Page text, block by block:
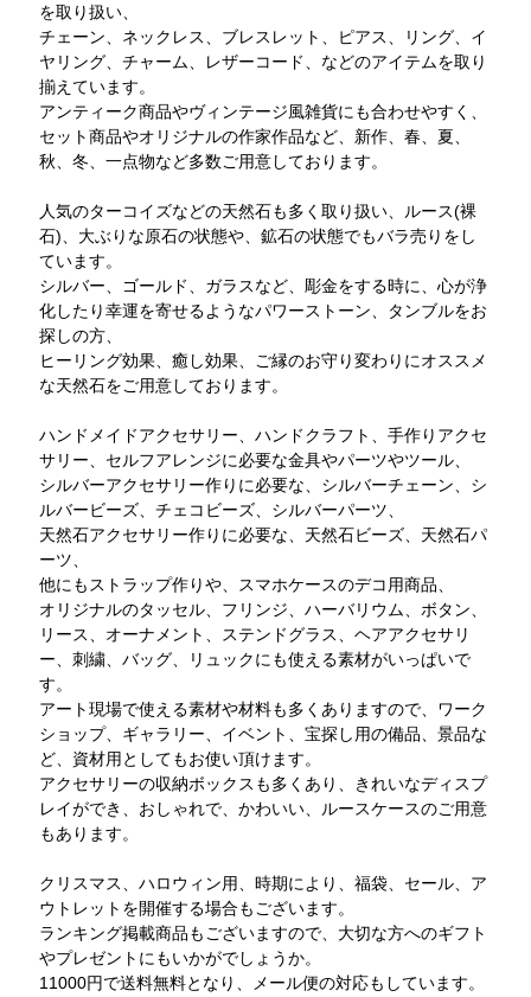
を取り扱い、
チェーン、ネックレス、ブレスレット、ピアス、リング、イ
ヤリング、チャーム、レザーコード、などのアイテムを取り
揃えています。
アンティーク商品やヴィンテージ風雑貨にも合わせやすく、
セット商品やオリジナルの作家作品など、新作、春、夏、
秋、冬、一点物など多数ご用意しております。
人気のターコイズなどの天然石も多く取り扱い、ルース(裸
石)、大ぶりな原石の状態や、鉱石の状態でもバラ売りをし
ています。
シルバー、ゴールド、ガラスなど、彫金をする時に、心が浄
化したり幸運を寄せるようなパワーストーン、タンブルをお
探しの方、
ヒーリング効果、癒し効果、ご縁のお守り変わりにオススメ
な天然石をご用意しております。
ハンドメイドアクセサリー、ハンドクラフト、手作りアクセ
サリー、セルフアレンジに必要な金具やパーツやツール、
シルバーアクセサリー作りに必要な、シルバーチェーン、シ
ルバービーズ、チェコビーズ、シルバーパーツ、
天然石アクセサリー作りに必要な、天然石ビーズ、天然石パ
ーツ、
他にもストラップ作りや、スマホケースのデコ用商品、
オリジナルのタッセル、フリンジ、ハーバリウム、ボタン、
リース、オーナメント、ステンドグラス、ヘアアクセサリ
ー、刺繍、バッグ、リュックにも使える素材がいっぱいで
す。
アート現場で使える素材や材料も多くありますので、ワーク
ショップ、ギャラリー、イベント、宝探し用の備品、景品な
ど、資材用としてもお使い頂けます。
アクセサリーの収納ボックスも多くあり、きれいなディスプ
レイができ、おしゃれで、かわいい、ルースケースのご用意
もあります。
クリスマス、ハロウィン用、時期により、福袋、セール、ア
ウトレットを開催する場合もございます。
ランキング掲載商品もございますので、大切な方へのギフト
やプレゼントにもいかがでしょうか。
11000円で送料無料となり、メール便の対応もしています。